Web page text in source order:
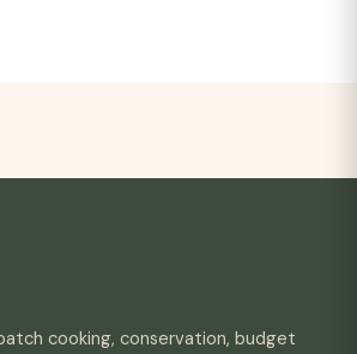
cooking, conservation, budget